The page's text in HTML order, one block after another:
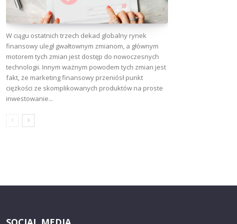
W ciągu ostatnich trzech dekad globalny rynek
finansowy uległ gwałtownym zmianom, a głównym
motorem tych zmian jest dostęp do nowoczesnych
technologii. Innym ważnym powodem tych zmian jest
fakt, że marketing finansowy przeniósł punkt
ciężkości ze skomplikowanych produktów na proste
inwestowanie...